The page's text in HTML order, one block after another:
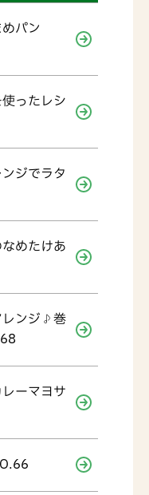
パン
ったレシ
ジでラタ
めたけあ
レンジ♪巻
ーマヨサ